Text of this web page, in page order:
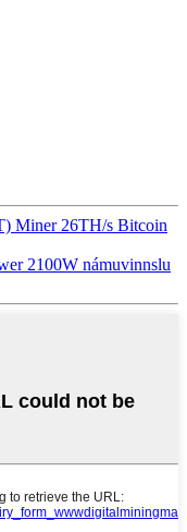
Miner 26TH/s Bitcoin
2100W námuvinnslu